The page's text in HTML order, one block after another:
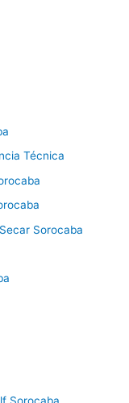
Técnica
Sorocaba